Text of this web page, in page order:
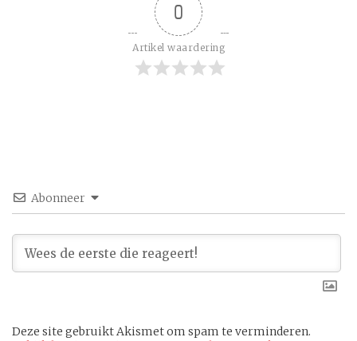
0
Artikel waardering
Abonneer
Deze site gebruikt Akismet om spam te verminderen.